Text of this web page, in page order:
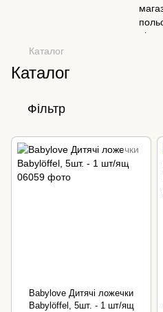
Каталог
Каталог
Фільтр
Babylove Дитячі ложечки
Babylöffel, 5шт. - 1 шт/ящ